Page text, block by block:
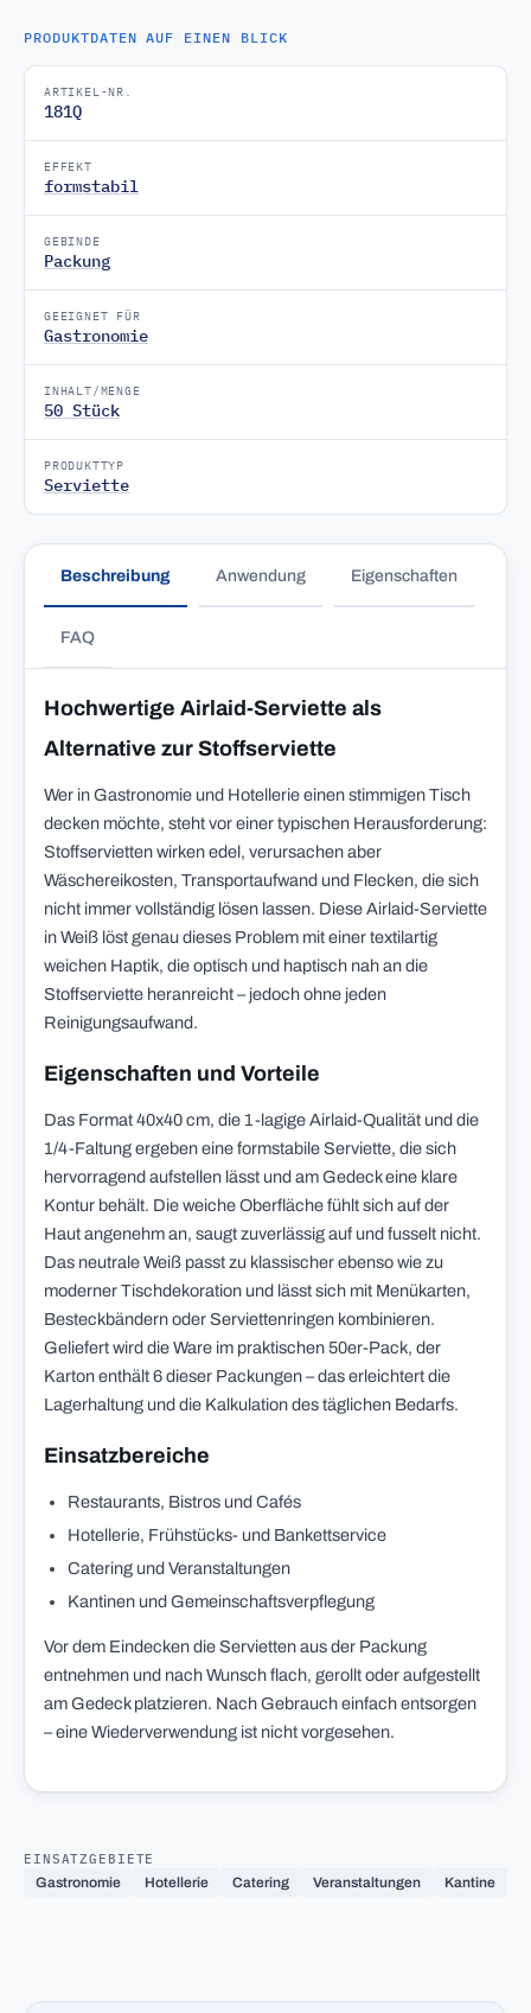
PRODUKTDATEN AUF EINEN BLICK
ARTIKEL-NR.
181Q
EFFEKT
formstabil
GEBINDE
Packung
GEEIGNET FÜR
Gastronomie
INHALT/MENGE
50 Stück
PRODUKTTYP
Serviette
Beschreibung Anwendung Eigenschaften
FAQ
Hochwertige Airlaid-Serviette als
Alternative zur Stoffserviette
Wer in Gastronomie und Hotellerie einen stimmigen Tisch
decken möchte, steht vor einer typischen Herausforderung:
Stoffservietten wirken edel, verursachen aber
Wäschereikosten, Transportaufwand und Flecken, die sich
nicht immer vollständig lösen lassen. Diese Airlaid-Serviette
in Weiß löst genau dieses Problem mit einer textilartig
weichen Haptik, die optisch und haptisch nah an die
Stoffserviette heranreicht – jedoch ohne jeden
Reinigungsaufwand.
Eigenschaften und Vorteile
Das Format 40x40 cm, die 1-lagige Airlaid-Qualität und die
1/4-Faltung ergeben eine formstabile Serviette, die sich
hervorragend aufstellen lässt und am Gedeck eine klare
Kontur behält. Die weiche Oberfläche fühlt sich auf der
Haut angenehm an, saugt zuverlässig auf und fusselt nicht.
Das neutrale Weiß passt zu klassischer ebenso wie zu
moderner Tischdekoration und lässt sich mit Menükarten,
Besteckbändern oder Serviettenringen kombinieren.
Geliefert wird die Ware im praktischen 50er-Pack, der
Karton enthält 6 dieser Packungen – das erleichtert die
Lagerhaltung und die Kalkulation des täglichen Bedarfs.
Einsatzbereiche
Restaurants, Bistros und Cafés
Hotellerie, Frühstücks- und Bankettservice
Catering und Veranstaltungen
Kantinen und Gemeinschaftsverpflegung
Vor dem Eindecken die Servietten aus der Packung
entnehmen und nach Wunsch flach, gerollt oder aufgestellt
am Gedeck platzieren. Nach Gebrauch einfach entsorgen
– eine Wiederverwendung ist nicht vorgesehen.
EINSATZGEBIETE
Gastronomie
Hotellerie Catering Veranstaltungen Kantine